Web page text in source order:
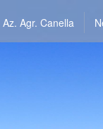
Az. Agr. Canella